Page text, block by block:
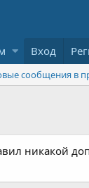
Что
Вход
сообщения в
никакой